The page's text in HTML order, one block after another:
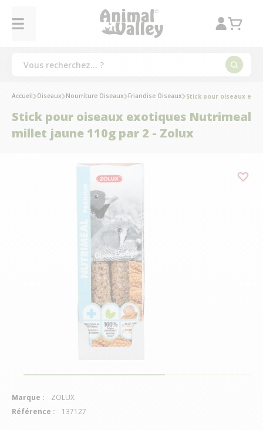
Accueil Oiseaux Nourriture Oiseaux Friandise Oiseaux Stick pour oiseaux
Stick pour oiseaux exotiques Nutrimeal
millet jaune 110g par 2 - Zolux
Marque :
ZOLUX
Référence :
137127